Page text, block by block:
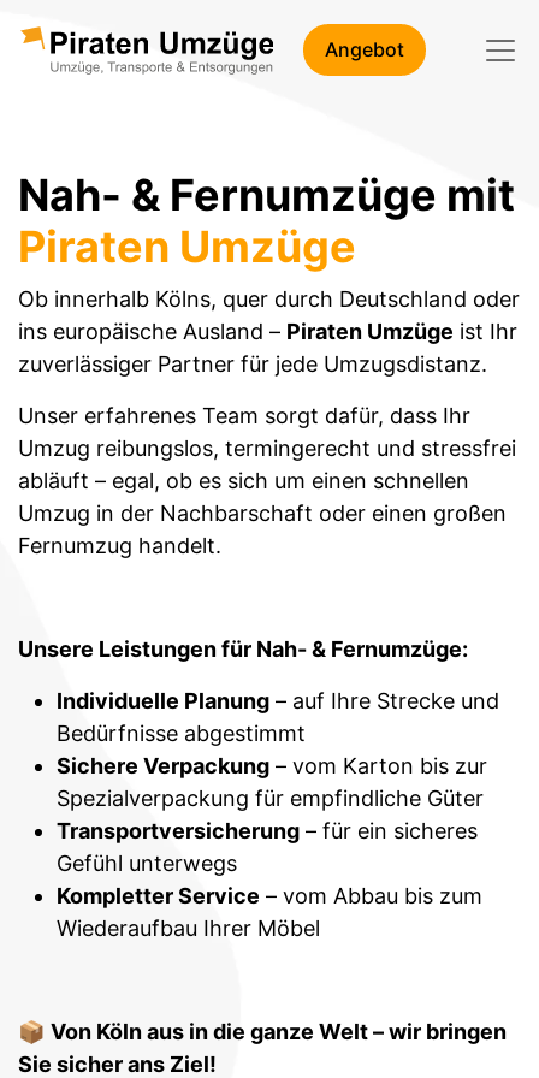
Angebot
Nah- & Fernumzüge mit
Piraten Umzüge
Ob innerhalb Kölns, quer durch Deutschland oder
ins europäische Ausland – Piraten Umzüge ist Ihr
zuverlässiger Partner für jede Umzugsdistanz.
Unser erfahrenes Team sorgt dafür, dass Ihr
Umzug reibungslos, termingerecht und stressfrei
abläuft – egal, ob es sich um einen schnellen
Umzug in der Nachbarschaft oder einen großen
Fernumzug handelt.
Unsere Leistungen für Nah- & Fernumzüge:
Individuelle Planung – auf Ihre Strecke und
Bedürfnisse abgestimmt
Sichere Verpackung – vom Karton bis zur
Spezialverpackung für empfindliche Güter
Transportversicherung – für ein sicheres
Gefühl unterwegs
Kompletter Service – vom Abbau bis zum
Wiederaufbau Ihrer Möbel
📦 Von Köln aus in die ganze Welt – wir bringen
Sie sicher ans Ziel!